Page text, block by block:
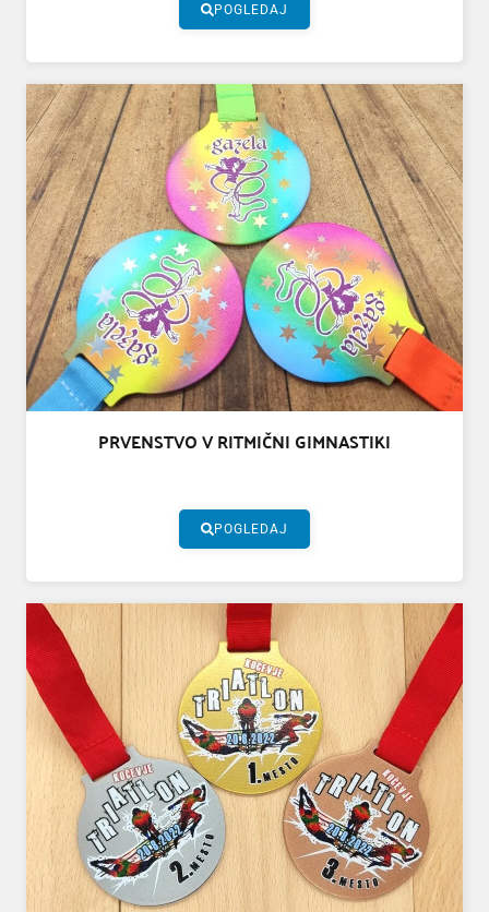
POGLEDAJ
PRVENSTVO V RITMIČNI GIMNASTIKI
POGLEDAJ